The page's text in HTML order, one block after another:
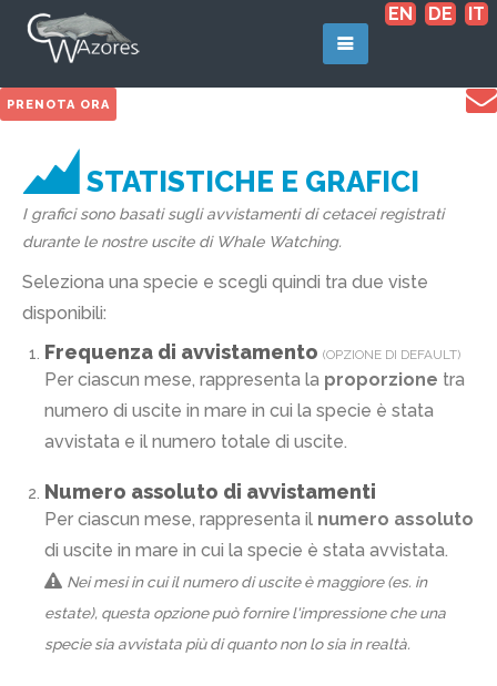
EN DE IT
PRENOTA ORA
STATISTICHE E GRAFICI
I grafici sono basati sugli avvistamenti di cetacei registrati
durante le nostre uscite di Whale Watching.
Seleziona una specie e scegli quindi tra due viste
disponibili:
Frequenza di avvistamento (OPZIONE DI DEFAULT)
Per ciascun mese, rappresenta la proporzione tra
numero di uscite in mare in cui la specie è stata
avvistata e il numero totale di uscite.
Numero assoluto di avvistamenti
Per ciascun mese, rappresenta il numero assoluto
di uscite in mare in cui la specie è stata avvistata.
Nei mesi in cui il numero di uscite è maggiore (es. in
estate), questa opzione può fornire l'impressione che una
specie sia avvistata più di quanto non lo sia in realtà.